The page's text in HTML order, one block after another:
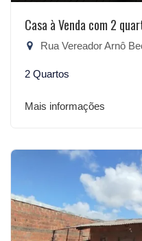
Casa à Venda com 2
Rua Vereador Arnô Becker,
2 Quartos
Mais informações